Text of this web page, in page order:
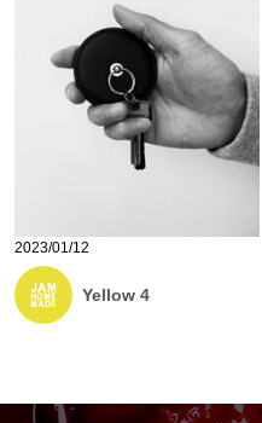
2023/01/12
Yellow 4